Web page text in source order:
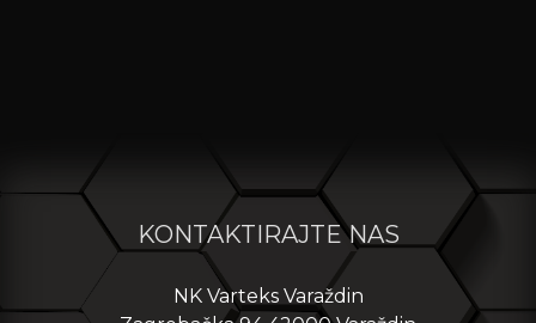
KONTAKTIRAJTE NAS
NK Varteks Varaždin